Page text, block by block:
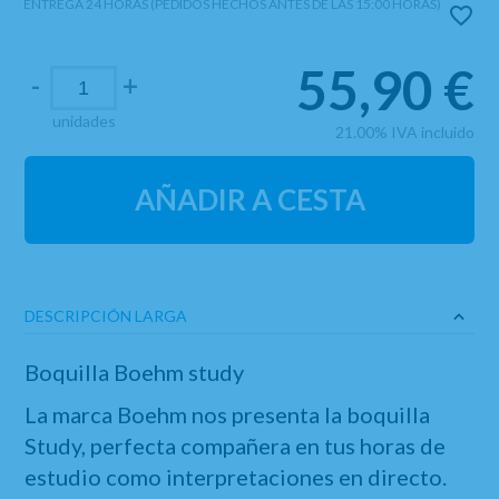
ENTREGA 24 HORAS (PEDIDOS HECHOS ANTES DE LAS 15:00 HORAS)
-
unidades
+ 55,90 €
21.00% IVA incluido
AÑADIR A CESTA
DESCRIPCIÓN LARGA
Boquilla Boehm study
La marca Boehm nos presenta la boquilla
Study, perfecta compañera en tus horas de
estudio como interpretaciones en directo.